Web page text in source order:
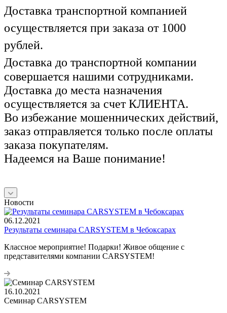
Доставка транспортной компанией
осуществляется при заказа от 1000
рублей.
Доставка до транспортной компании
совершается нашими сотрудниками.
Доставка до места назначения
осуществляется за счет КЛИЕНТА.
Во избежание мошеннических действий,
заказ отправляется только после оплаты
заказа покупателям.
Надеемся на Ваше понимание!
Новости
06.12.2021
Результаты семинара CARSYSTEM в Чебоксарах
Классное мероприятие! Подарки! Живое общение с
представителями компании CARSYSTEM!
16.10.2021
Семинар CARSYSTEM